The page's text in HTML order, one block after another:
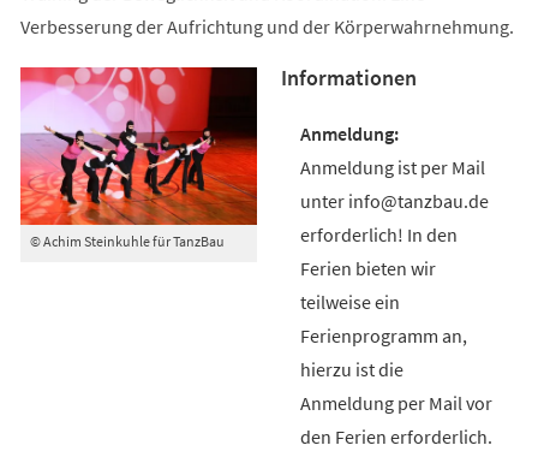
Verbesserung der Aufrichtung und der Körperwahrnehmung.
© Achim Steinkuhle für TanzBau
Informationen
Anmeldung ist per Mail
unter info@tanzbau.de
erforderlich! In den
Ferien bieten wir
teilweise ein
Ferienprogramm an,
hierzu ist die
Anmeldung per Mail vor
den Ferien erforderlich.